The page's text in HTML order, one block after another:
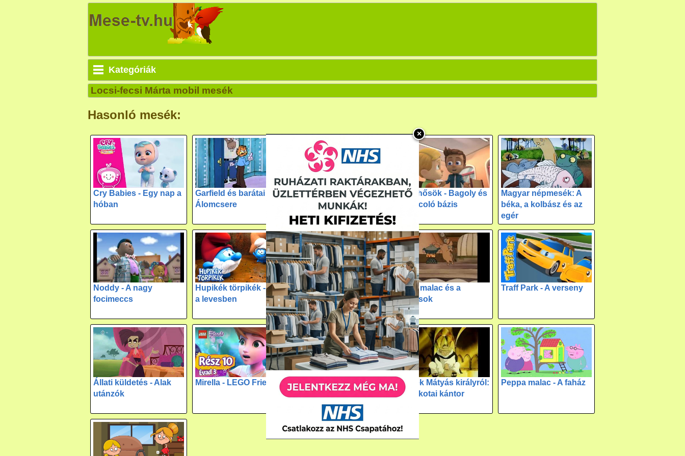
×
Kategóriák
Locsi-fecsi Márta mobil mesék
Hasonló mesék:
Cry Babies - Egy nap a
hóban
Garfield és barátai -
Álomcsere
Lego Fiends - Lányok
bevetésen - A bemutató
Pizsihősök - Bagoly és
a harcoló bázis
Magyar népmesék: A
béka, a kolbász és az
egér
Noddy - A nagy
focimeccs
Hupikék törpikék - Törp
a levesben
Peppa malac - Nagyiék
padlása
A kis malac és a
farkasok
Traff Park - A verseny
Állati küldetés - Alak
utánzók
Mirella - LEGO Friends
Micimackó - Halász
Judit
Mesék Mátyás királyról:
A cinkotai kántor
Peppa malac - A faház